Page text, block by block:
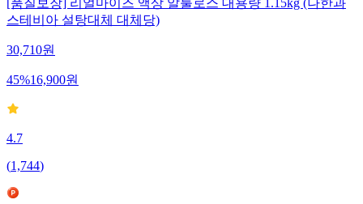
[품질보장] 리얼마이즈 액상 알룰로스 대용량 1.15kg (나한과
스테비아 설탕대체 대체당)
30,710원
45%16,900원
4.7
(1,744)